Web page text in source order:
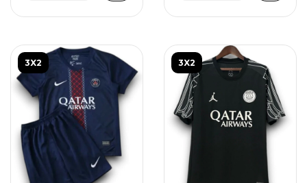
3X2 3X2